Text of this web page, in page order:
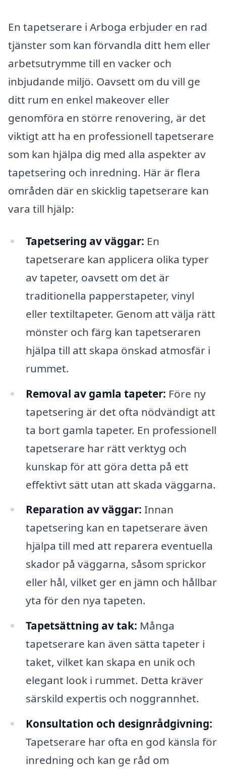
En tapetserare i Arboga erbjuder en rad
tjänster som kan förvandla ditt hem eller
arbetsutrymme till en vacker och
inbjudande miljö. Oavsett om du vill ge
ditt rum en enkel makeover eller
genomföra en större renovering, är det
viktigt att ha en professionell tapetserare
som kan hjälpa dig med alla aspekter av
tapetsering och inredning. Här är flera
områden där en skicklig tapetserare kan
vara till hjälp:
Tapetsering av väggar: En
tapetserare kan applicera olika typer
av tapeter, oavsett om det är
traditionella papperstapeter, vinyl
eller textiltapeter. Genom att välja rätt
mönster och färg kan tapetseraren
hjälpa till att skapa önskad atmosfär i
rummet.
Removal av gamla tapeter: Före ny
tapetsering är det ofta nödvändigt att
ta bort gamla tapeter. En professionell
tapetserare har rätt verktyg och
kunskap för att göra detta på ett
effektivt sätt utan att skada väggarna.
Reparation av väggar: Innan
tapetsering kan en tapetserare även
hjälpa till med att reparera eventuella
skador på väggarna, såsom sprickor
eller hål, vilket ger en jämn och hållbar
yta för den nya tapeten.
Tapetsättning av tak: Många
tapetserare kan även sätta tapeter i
taket, vilket kan skapa en unik och
elegant look i rummet. Detta kräver
särskild expertis och noggrannhet.
Konsultation och designrådgivning:
Tapetserare har ofta en god känsla för
inredning och kan ge råd om